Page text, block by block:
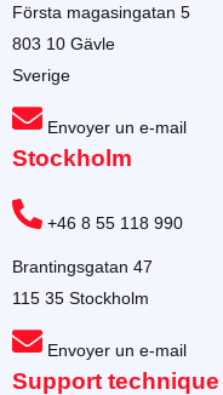
Första magasingatan 5
803 10 Gävle
Sverige
Envoyer un e-mail
Stockholm
+46 8 55 118 990
Brantingsgatan 47
115 35 Stockholm
Envoyer un e-mail
Support technique